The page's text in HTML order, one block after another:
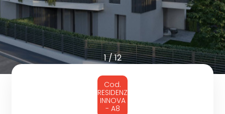
1/12
Cod.
RESIDENZA
INNOVA
- A8
ACQUISIZIONE
LAVORA
Scegli
dove
cercare